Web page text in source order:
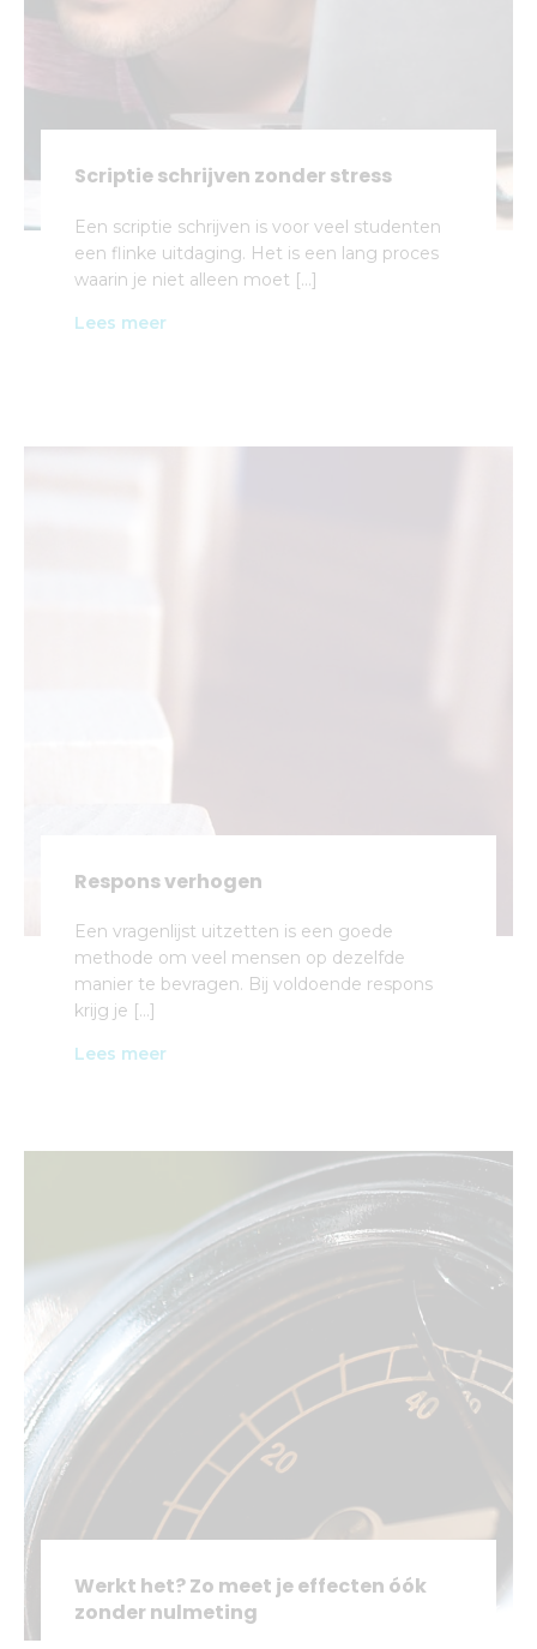
Scriptie schrijven zonder stress
Een scriptie schrijven is voor veel studenten
een flinke uitdaging. Het is een lang proces
waarin je niet alleen moet […]
Lees meer
Respons verhogen
Een vragenlijst uitzetten is een goede
methode om veel mensen op dezelfde
manier te bevragen. Bij voldoende respons
krijg je […]
Lees meer
Werkt het? Zo meet je effecten óók
zonder nulmeting